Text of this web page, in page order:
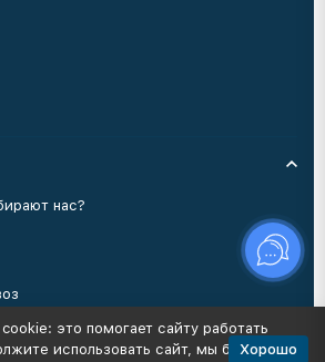
нас?
это помогает сайту работать
использовать сайт, мы будемХорошо